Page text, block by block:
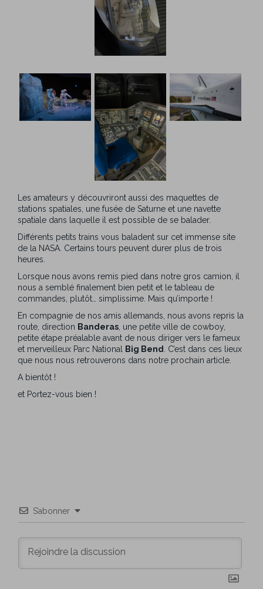
Les amateurs y découvriront aussi des maquettes de
stations spatiales, une fusée de Saturne et une navette
spatiale dans laquelle il est possible de se balader.
Différents petits trains vous baladent sur cet immense site
de la NASA. Certains tours peuvent durer plus de trois
heures.
Lorsque nous avons remis pied dans notre gros camion, il
nous a semblé finalement bien petit et le tableau de
commandes, plutôt… simplissime. Mais qu’importe !
En compagnie de nos amis allemands, nous avons repris la
route, direction Banderas , une petite ville de cowboy,
petite étape préalable avant de nous diriger vers le fameux
et merveilleux Parc National
Big Bend
. C’est dans ces lieux
que nous nous retrouverons dans notre prochain article.
A bientôt !
et Portez-vous bien !
S’abonner